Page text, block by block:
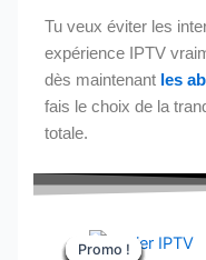
Tu veux éviter les
expérience IPTV
dès maintenant les
fais le choix de la
totale.
Promo !
prix
Promo !
Promo !
prix
Promo !
Promo !
prix
Promo !
Promo !
prix
Promo !
Promo !
prix
Promo !
prix
Promo !
Promo !
prix